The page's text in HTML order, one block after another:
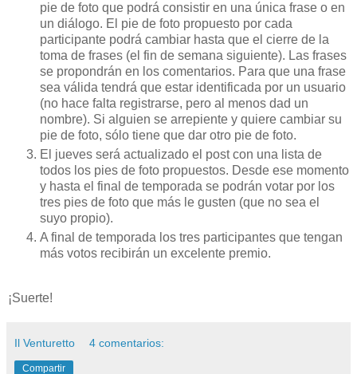
pie de foto que podrá consistir en una única frase o en
un diálogo. El pie de foto propuesto por cada
participante podrá cambiar hasta que el cierre de la
toma de frases (el fin de semana siguiente). Las frases
se propondrán en los comentarios. Para que una frase
sea válida tendrá que estar identificada por un usuario
(no hace falta registrarse, pero al menos dad un
nombre). Si alguien se arrepiente y quiere cambiar su
pie de foto, sólo tiene que dar otro pie de foto.
El jueves será actualizado el post con una lista de
todos los pies de foto propuestos. Desde ese momento
y hasta el final de temporada se podrán votar por los
tres pies de foto que más le gusten (que no sea el
suyo propio).
A final de temporada los tres participantes que tengan
más votos recibirán un excelente premio.
¡Suerte!
Il Venturetto 4 comentarios:
Compartir